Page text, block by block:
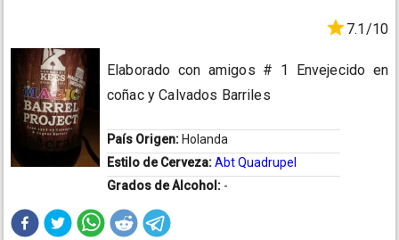
7.1/10
Elaborado con amigos # 1 Envejecido en
coñac y Calvados Barriles
País Origen: Holanda
Estilo de Cerveza:Abt Quadrupel
Grados de Alcohol: -